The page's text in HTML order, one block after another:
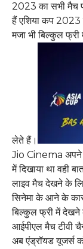
2023 का सभी मैच
हैं एशिया कप
मजा भी बिल्कुल
लेते हैं।
Jio Cinema अपने
में दिखाया था वही
लाइव मैच देखने के
सिनेमा के आने के
बिल्कुल फ्री में देखने
आईपीएल मैच टीवी
अब एंड्रॉयड यूजर्स